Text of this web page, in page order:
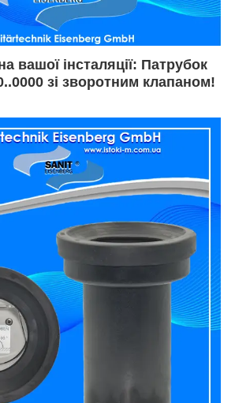
вашої інсталяції: Патрубок
зі зворотним клапаном!